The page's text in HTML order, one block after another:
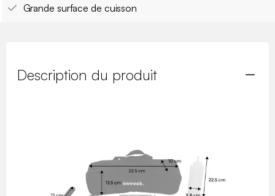
Grande surface de cuisson
Description du produit